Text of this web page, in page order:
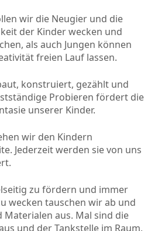
wir die Neugier und die
der Kinder wecken und
als auch Jungen können
freien Lauf lassen.
konstruiert, gezählt und
Probieren fördert die
unserer Kinder.
wir den Kindern
Jederzeit werden sie von uns
zu fördern und immer
wecken tauschen wir ab und
Materialen aus. Mal sind die
und der Tankstelle im Raum,